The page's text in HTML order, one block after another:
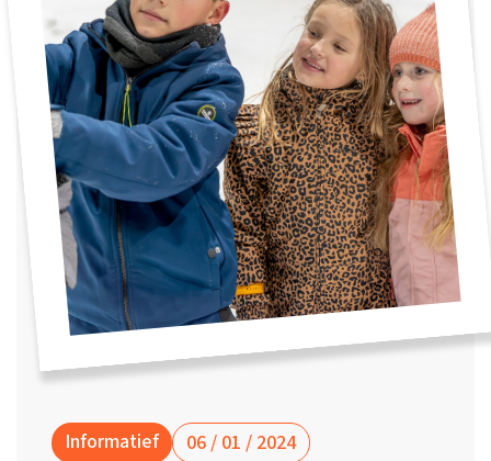
Tweedekans
horloges
Ontdek alle
horloges
Kies je eigen
kleur, naam en
icoon en maak
je horloge
helemaal van
jou.
Handleiding
Recensies
Werken bij
Stichting
Jarige Job
Informatief 06 / 01 / 2024